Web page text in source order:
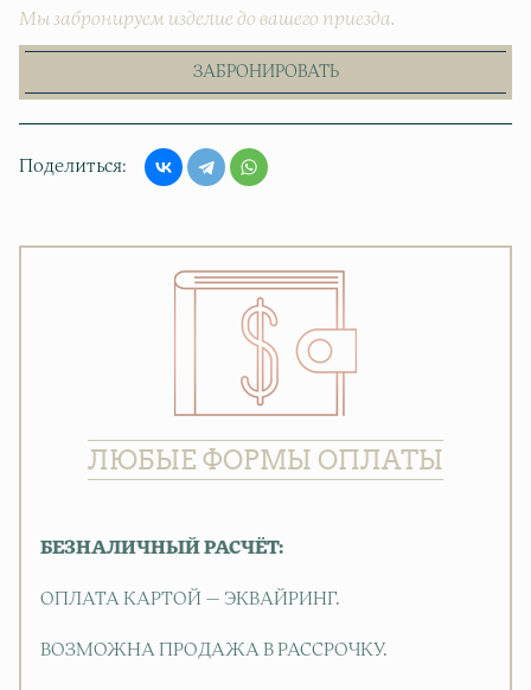
Мы забронируем изделие до вашего приезда.
ЗАБРОНИРОВАТЬ
Поделиться
ЛЮБЫЕ ФОРМЫ ОПЛАТЫ
БЕЗНАЛИЧНЫЙ РАСЧЁТ:
ОПЛАТА КАРТОЙ — ЭКВАЙРИНГ.
ВОЗМОЖНА ПРОДАЖА В РАССРОЧКУ.